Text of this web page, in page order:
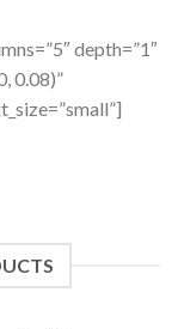
depth=”1″
0.08)”